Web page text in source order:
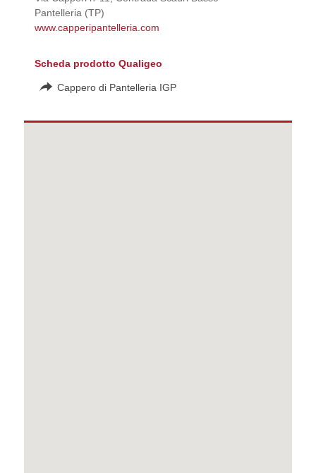
Pantelleria (TP)
www.capperipantelleria.com
Scheda prodotto Qualigeo
Cappero di Pantelleria IGP